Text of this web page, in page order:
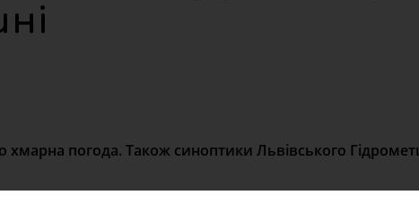
хмарна погода. Також синоптики Львівського
короткочасні дощі, грози. Вдень без істотних опадів.